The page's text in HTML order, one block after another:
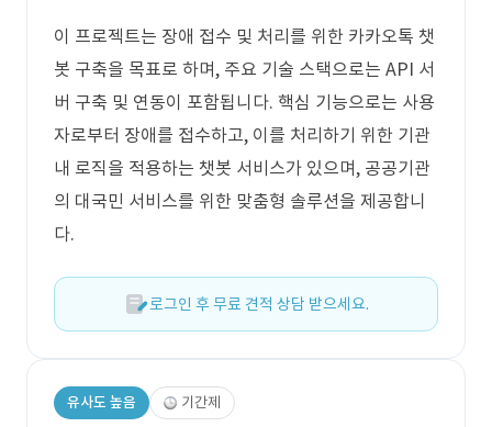
이 프로젝트는 장애 접수 및 처리를 위한 카카오톡 챗
봇 구축을 목표로 하며, 주요 기술 스택으로는 API 서
버 구축 및 연동이 포함됩니다. 핵심 기능으로는 사용
자로부터 장애를 접수하고, 이를 처리하기 위한 기관
내 로직을 적용하는 챗봇 서비스가 있으며, 공공기관
의 대국민 서비스를 위한 맞춤형 솔루션을 제공합니
다.
로그인 후 무료 견적 상담 받으세요.
유사도 높음 기간제